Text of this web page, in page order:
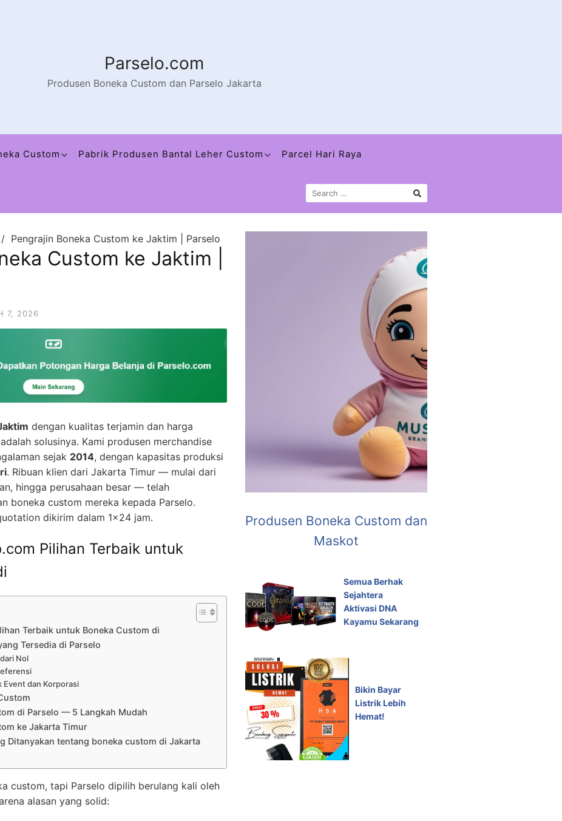
Parselo.com
Produsen Boneka Custom dan Parselo Jakarta
Custom Pabrik Produsen Bantal Leher Custom Parcel Hari Raya
Pengrajin Boneka Custom ke Jaktim | Parselo
Custom ke Jaktim |
7, 2026
dengan kualitas terjamin dan harga
adalah solusinya. Kami produsen merchandise
sejak 2014, dengan kapasitas produksi
. Ribuan klien dari Jakarta Timur — mulai dari
hingga perusahaan besar — telah
boneka custom mereka kepada Parselo.
dikirim dalam 1×24 jam.
Pilihan Terbaik untuk
Terbaik untuk Boneka Custom di
Tersedia di Parselo
Nol
Event dan Korporasi
di Parselo — 5 Langkah Mudah
ke Jakarta Timur
Ditanyakan tentang boneka custom di Jakarta
custom, tapi Parselo dipilih berulang kali oleh
alasan yang solid:
Produsen Boneka Custom dan
Maskot
Semua Berhak
Sejahtera
Aktivasi DNA
Kayamu Sekarang
Bikin Bayar
Listrik Lebih
Hemat!